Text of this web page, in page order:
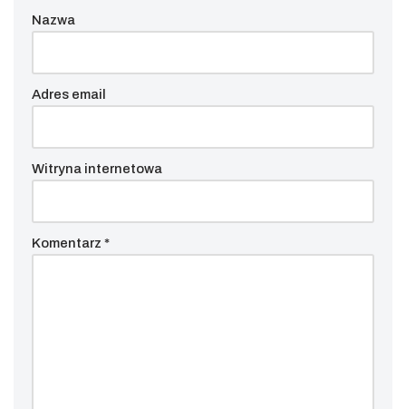
Nazwa
Adres email
Witryna internetowa
Komentarz *